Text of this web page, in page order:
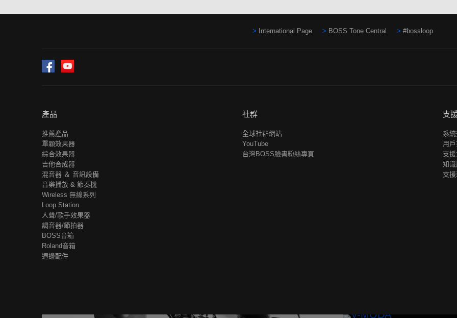
International Page BOSS Tone Central #bossloop
Facebook
產品
推薦產品
單顆效果器
綜合效果器
吉他合成器
混音器 ＆ 音訊設備
音樂播放 & 節奏機
Wireless 無線系列
Loop Station
人聲/歌手效果器
調音器/節拍器
BOSS音箱
Roland音箱
週邊配件
社群
全球社群網站
YouTube
台灣BOSS臉書粉絲專頁
支
系
用
支
知
支